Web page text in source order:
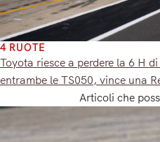
4 RUOTE
Toyota riesce a perdere la 6 H
entrambe le TS050, vince una
Articoli che